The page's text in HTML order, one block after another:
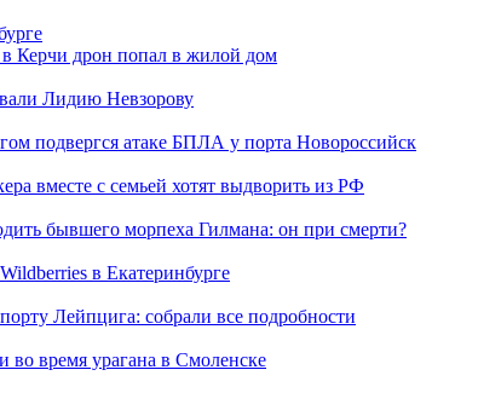
Керчи дрон попал в жилой дом
Лидию Невзорову
подвергся атаке БПЛА у порта Новороссийск
вместе с семьей хотят выдворить из РФ
бывшего морпеха Гилмана: он при смерти?
в Екатеринбурге
Лейпцига: собрали все подробности
время урагана в Смоленске